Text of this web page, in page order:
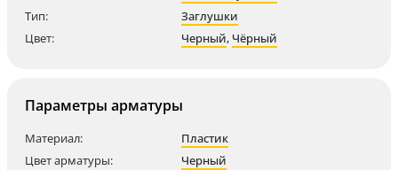
Тип:
Заглушки
Цвет:
Черный, Чёрный
Параметры арматуры
Материал:
Пластик
Цвет арматуры:
Черный